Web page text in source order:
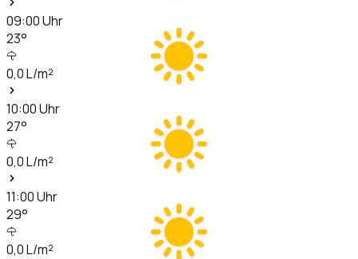
09:00Uhr
23°
0,0L/m²
10:00Uhr
27°
0,0L/m²
11:00Uhr
29°
0,0L/m²